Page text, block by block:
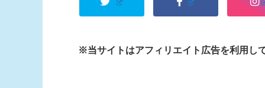
※当サイトはアフィリエイト広告を利用し